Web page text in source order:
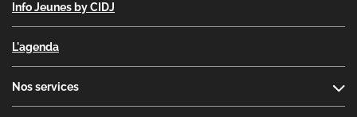
Info Jeunes by CIDJ
L'agenda
Nos services